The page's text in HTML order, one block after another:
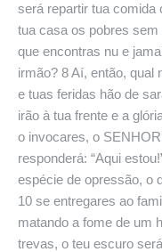
será repartir tua
tua casa os pobres sem
que encontras nu e
irmão? 8 Aí, então, qual
e tuas feridas hão de
irão à tua frente e a
o invocares, o
responderá: “Aqui
espécie de opressão, o
10 se entregares ao
matando a fome de um
trevas, o teu escuro